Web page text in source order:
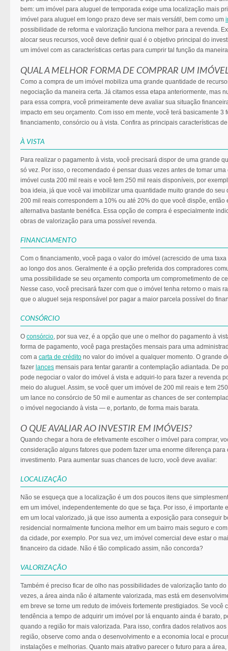
bem: um imóvel para aluguel de temporada exige uma localização mais
imóvel para aluguel em longo prazo deve ser mais versátil, bem como um
possibilidade de reforma e valorização funciona melhor para a revenda.
alocar seus recursos, você deve definir qual é o objetivo principal do
um imóvel com as características certas para cumprir tal função da
QUAL A MELHOR FORMA DE COMPRAR UM
Como a compra de um imóvel mobiliza uma grande quantidade de
negociação da maneira certa. Já citamos essa etapa anteriormente, mas
para essa compra, você primeiramente deve avaliar sua situação
impacto em seu orçamento. Com isso em mente, você terá basicamente 3
financiamento, consórcio ou à vista. Confira as principais características
À VISTA
Para realizar o pagamento à vista, você precisará dispor de uma grande
só vez. Por isso, o recomendado é pensar duas vezes antes de tomar
imóvel custa 200 mil reais e você tem 250 mil reais disponíveis, por
boa ideia, já que você vai imobilizar uma quantidade muito grande do seu
200 mil reais correspondem a 10% ou até 20% do que você dispõe, então
alternativa bastante benéfica. Essa opção de compra é especialmente
obras de valorização para uma possível revenda.
FINANCIAMENTO
Com o financiamento, você paga o valor do imóvel (acrescido de uma
ao longo dos anos. Geralmente é a opção preferida dos compradores
uma possibilidade se seu orçamento comporta um comprometimento de
Nesse caso, você precisará fazer com que o imóvel tenha retorno o mais
que o aluguel seja responsável por pagar a maior parcela possível do
CONSÓRCIO
O consórcio, por sua vez, é a opção que une o melhor do pagamento à
forma de pagamento, você paga prestações mensais para uma
com a carta de crédito no valor do imóvel a qualquer momento. O grande
fazer lances mensais para tentar garantir a contemplação adiantada. De
pode negociar o valor do imóvel á vista e adquiri-lo para fazer a revenda
meio do aluguel. Assim, se você quer um imóvel de 200 mil reais e tem
um lance no consórcio de 50 mil e aumentar as chances de ser
o imóvel negociando à vista — e, portanto, de forma mais barata.
O QUE AVALIAR AO INVESTIR EM IMÓVEIS?
Quando chegar a hora de efetivamente escolher o imóvel para comprar,
consideração alguns fatores que podem fazer uma enorme diferença para
investimento. Para aumentar suas chances de lucro, você deve avaliar:
LOCALIZAÇÃO
Não se esqueça que a localização é um dos poucos itens que
em um imóvel, independentemente do que se faça. Por isso, é importante
em um local valorizado, já que isso aumenta a exposição para conseguir
residencial normalmente funciona melhor em um bairro mais seguro e
da cidade, por exemplo. Por sua vez, um imóvel comercial deve estar o
financeiro da cidade. Não é tão complicado assim, não concorda?
VALORIZAÇÃO
Também é preciso ficar de olho nas possibilidades de valorização tanto
vezes, a área ainda não é altamente valorizada, mas está em
em breve se torne um reduto de imóveis fortemente prestigiados. Se você
tendência a tempo de adquirir um imóvel por lá enquanto ainda é barato,
quando a região for mais valorizada. Para isso, confira dados relativos
região, observe como anda o desenvolvimento e a economia local e
instalações e melhorias. Quanto mais atrativo parecer o futuro para a